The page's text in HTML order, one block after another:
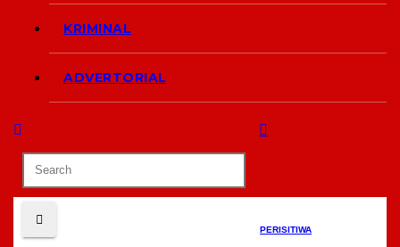
KRIMINAL
ADVERTORIAL
PERISITIWA